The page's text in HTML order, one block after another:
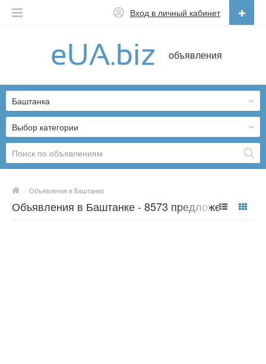
объявления
Вход в личный кабинет
Українська
Выбор категории
Баштанка
/ Объявления в Баштанке
Объявления в Баштанке - 8573 предложений